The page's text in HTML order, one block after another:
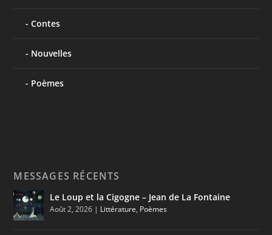
Contes
Nouvelles
Poèmes
MESSAGES RÉCENTS
Le Loup et la Cigogne – Jean de La Fontaine
Août 2, 2026 | Littérature, Poèmes